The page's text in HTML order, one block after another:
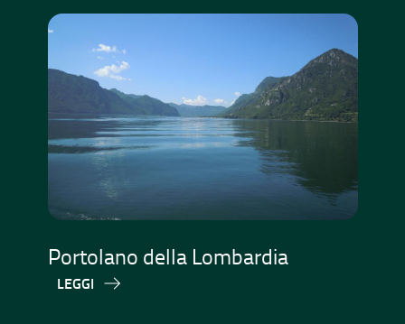
Portolano della Lombardia
LEGGI